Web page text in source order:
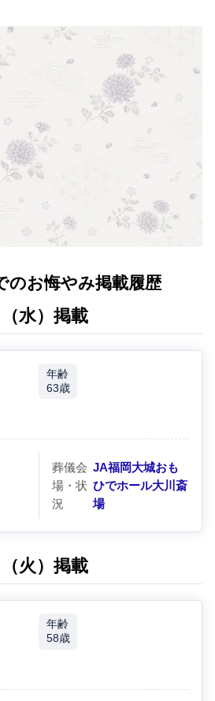
のお悔やみ掲載履歴
水）掲載
年齢
63歳
葬儀会
場・状
況
JA福岡大城おも
ひでホール大川斎
場
火）掲載
年齢
58歳